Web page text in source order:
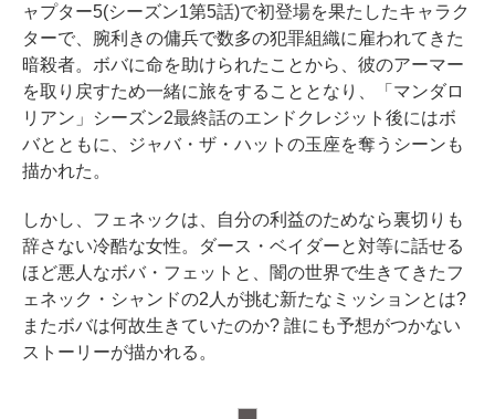
ャプター5(シーズン1第5話)で初登場を果たしたキャラク
ターで、腕利きの傭兵で数多の犯罪組織に雇われてきた
暗殺者。ボバに命を助けられたことから、彼のアーマー
を取り戻すため一緒に旅をすることとなり、「マンダロ
リアン」シーズン2最終話のエンドクレジット後にはボ
バとともに、ジャバ・ザ・ハットの玉座を奪うシーンも
描かれた。
しかし、フェネックは、自分の利益のためなら裏切りも
辞さない冷酷な女性。ダース・ベイダーと対等に話せる
ほど悪人なボバ・フェットと、闇の世界で生きてきたフ
ェネック・シャンドの2人が挑む新たなミッションとは?
またボバは何故生きていたのか? 誰にも予想がつかない
ストーリーが描かれる。